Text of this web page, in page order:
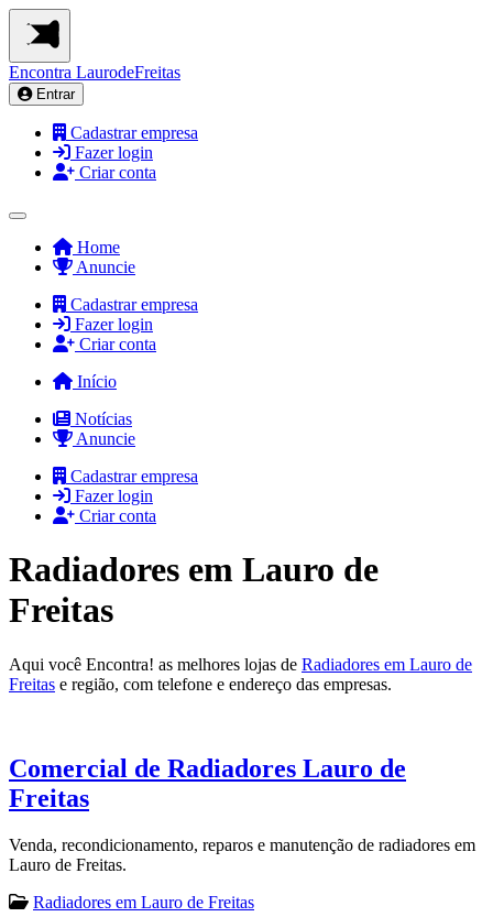
Encontra LaurodeFreitas
Entrar
Cadastrar empresa
Fazer login
Criar conta
Home
Anuncie
Cadastrar empresa
Fazer login
Criar conta
Início
Notícias
Anuncie
Cadastrar empresa
Fazer login
Criar conta
Radiadores em Lauro de
Freitas
Aqui você Encontra! as melhores lojas de Radiadores em Lauro de
Freitas e região, com telefone e endereço das empresas.
Comercial de Radiadores Lauro de
Freitas
Venda, recondicionamento, reparos e manutenção de radiadores em
Lauro de Freitas.
Radiadores em Lauro de Freitas